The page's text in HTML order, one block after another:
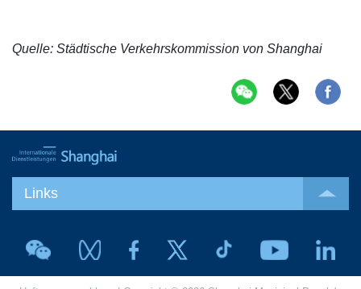
Quelle: Städtische Verkehrskommission von Shanghai
Links